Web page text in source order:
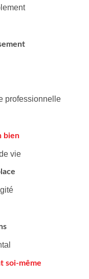
professionnelle
bien
vie
soi-même